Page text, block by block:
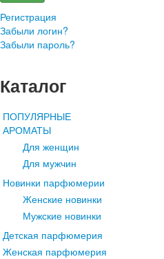
Регистрация
Забыли логин?
Забыли пароль?
Каталог
ПОПУЛЯРНЫЕ
АРОМАТЫ
Для женщин
Для мужчин
Новинки парфюмерии
Женские новинки
Мужские новинки
Детская парфюмерия
Женская парфюмерия